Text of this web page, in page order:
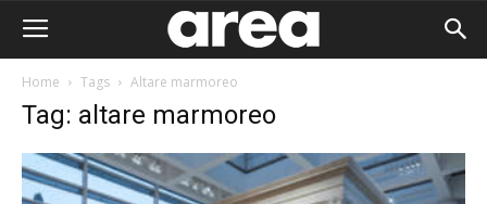
Home Tags Altare marmoreo
Tag: altare marmoreo